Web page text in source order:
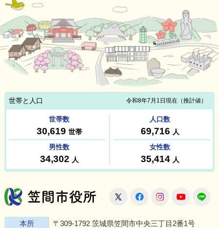
笠間市役所
X FacebookInstagram
本所 〒309-1792 茨城県笠間市中央三丁目2番1号